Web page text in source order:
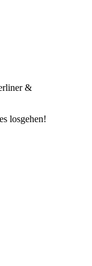
&
losgehen!